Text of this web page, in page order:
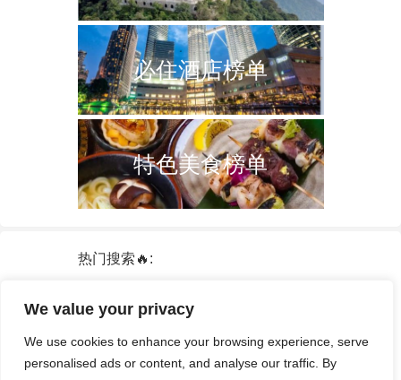
We value your privacy
We use cookies to enhance your browsing experience, serve
personalised ads or content, and analyse our traffic. By
必住酒店榜单
特色美食榜单
热门搜索🔥:
泰国
中国 火车票
签证
酒店